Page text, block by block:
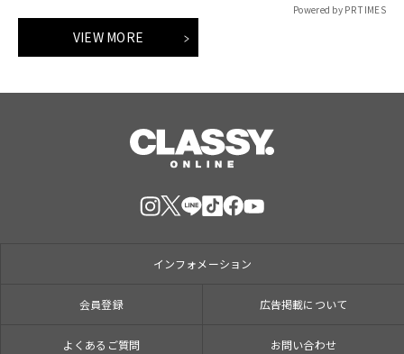
Powered by PR TIMES
VIEW MORE
インフォメーション
会員登録 広告掲載について
よくあるご質問 お問い合わせ